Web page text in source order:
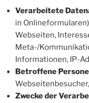
Verarbeitete
in
Webseiten,
Meta-/
Informationen, IP-
Betroffene
Zwecke der